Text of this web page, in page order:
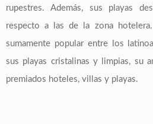
rupestres. Además, sus playas
respecto a las de la zona
sumamente popular entre los
sus playas cristalinas y limpias, su
premiados hoteles, villas y playas.